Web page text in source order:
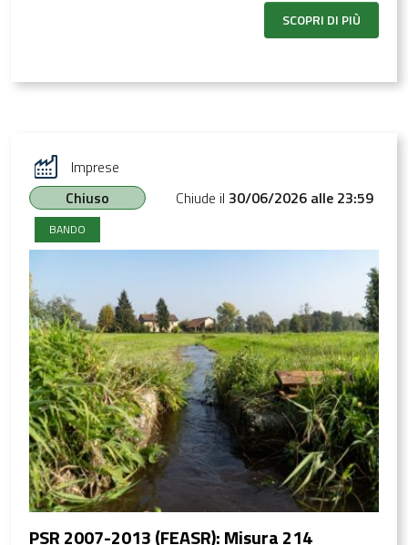
IGP, Associazione di produttori di “sistema di qualità
nazionale zootecnica”, Associazioni di produttori di
dei soggetti elencati.
SCOPRI DI PIÙ
Imprese
Chiuso
Chiude il 30/06/2026 alle 23:59
BANDO
PSR 2007-2013 (FEASR): Misura 214